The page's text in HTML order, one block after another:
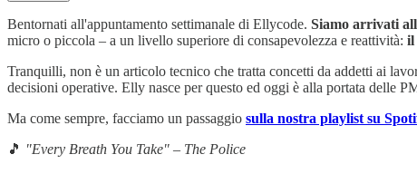
Bentornati all'appuntamento settimanale di Ellycode. Siamo arrivati
micro o piccola – a un livello superiore di consapevolezza e reattività: il
Tranquilli, non è un articolo tecnico che tratta concetti da addetti ai
decisioni operative. Elly nasce per questo ed oggi è alla portata delle
Ma come sempre, facciamo un passaggio sulla nostra playlist su
🎵 "Every Breath You Take" – The Police